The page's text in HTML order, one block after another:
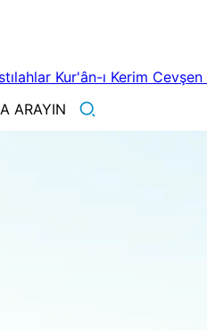
Kur'ân-ı Kerim Cevşen
ARAYIN